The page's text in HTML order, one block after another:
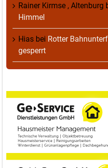
Rainer Kirmse , Altenburg
Himmel
Hias bei Rotter
gesperrt